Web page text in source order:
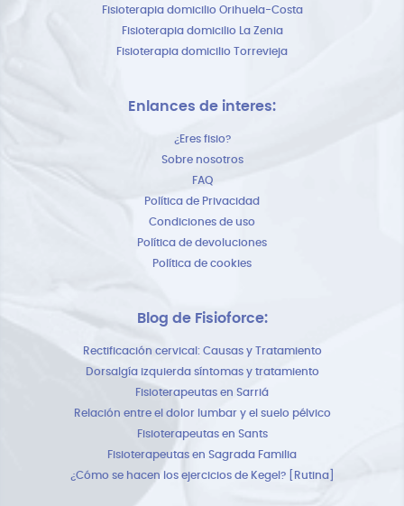
Fisioterapia domicilio Orihuela-Costa
Fisioterapia domicilio La Zenia
Fisioterapia domicilio Torrevieja
Enlances de interes:
¿Eres fisio?
Sobre nosotros
FAQ
Política de Privacidad
Condiciones de uso
Política de devoluciones
Política de cookies
Blog de Fisioforce:
Rectificación cervical: Causas y Tratamiento
Dorsalgía izquierda síntomas y tratamiento
Fisioterapeutas en Sarriá
Relación entre el dolor lumbar y el suelo pélvico
Fisioterapeutas en Sants
Fisioterapeutas en Sagrada Familia
¿Cómo se hacen los ejercicios de Kegel? [Rutina]